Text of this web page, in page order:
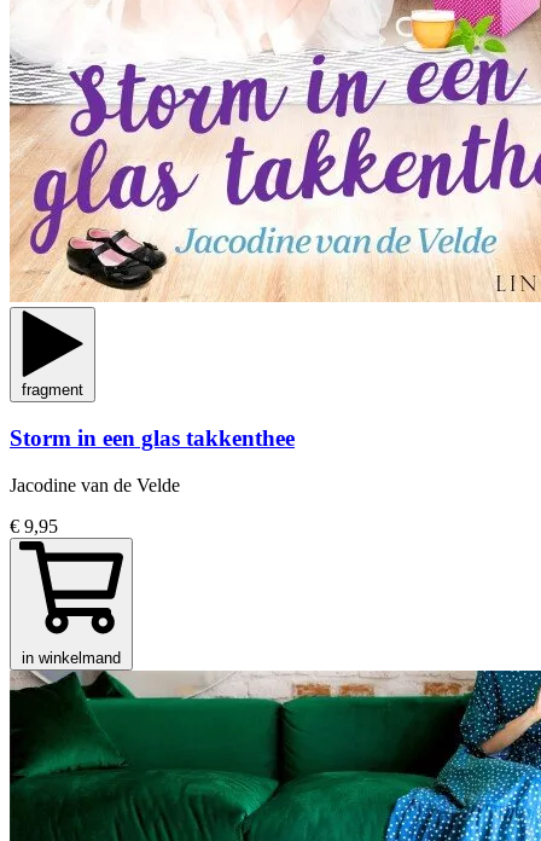
fragment
Storm in een glas takkenthee
Jacodine van de Velde
€ 9,95
in winkelmand